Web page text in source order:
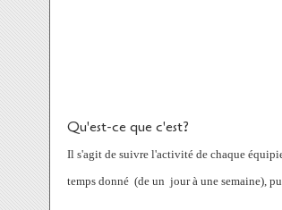
Qu'est-ce que c'est?
Il s'agit de suivre l'activité de chaque
temps donné (de un jour à une semaine),